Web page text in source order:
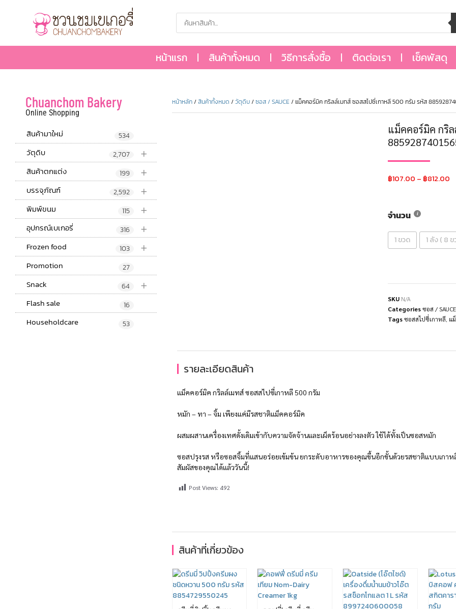
หน้าแรก สินค้าทั้งหมด วิธีการสั่งซื้อ ติดต่อเรา เช็คพัสดุ
Chuanchom Bakery
Online Shopping
สินค้ามาใหม่ 534
+
วัตุดิบ 2,707
+
สินค้าตกแต่ง 199
+
บรรจุภัณฑ์ 2,592
+
พิมพ์ขนม 115
+
อุปกรณ์เบเกอรี่ 316
+
Frozen food 103
Promotion 27
+
Snack 64
Flash sale 16
Householdcare 53
หน้าหลัก/สินค้าทั้งหมด /วัตุดิบ/ซอส / SAUCE / แม็คคอร์มิค กริลล์เมทส์ ซอสสไปซี่เกาหลี 500 กรัม รหัส
แม็คคอร์มิค กริ
฿107.00 – ฿812.00
จำนวน
1 ขวด 1 ลัง ( 8
SKU N/A
Categoriesซอส / SAUCE,
Tagsซอสสไปซี่เกาหลี แ
รายละเอียดสินค้า
แม็คคอร์มิค กริลล์เมทส์ ซอสสไปซี่เกาหลี 500 กรัม
หมัก – ทา – จิ้ม เพียงแค่มีรสชาติแม็คคอร์มิค
ผสมผสานเครื่องเทศดั้งเดิมเข้ากับความจัดจ้านและเผ็ดร้อนอย่างลงตัว ใช้ได้ทั้งเป็นซอสหมัก
ซอสปรุงรส หรือซอสจิ้มที่แสนอร่อยเข้มข้น ยกระดับอาหารของคุณขึ้นอีกขั้นด้วยรสชาติแบบเกา
สัมผัสของคุณได้แล้ววันนี้!
Post Views: 492
สินค้าที่เกี่ยวข้อง